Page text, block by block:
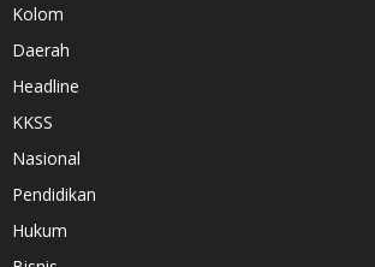
Kolom
Daerah
Headline
KKSS
Nasional
Pendidikan
Hukum